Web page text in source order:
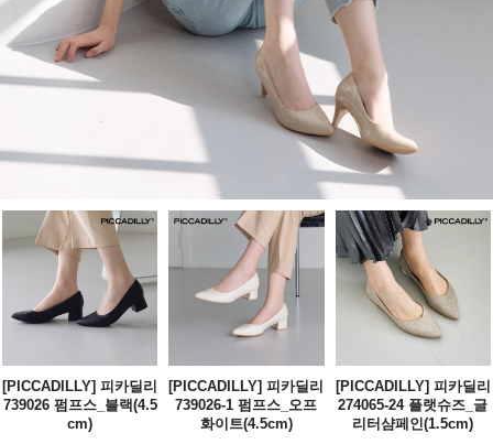
[PICCADILLY] 피카딜리
739026 펌프스_블랙(4.5
cm)
[PICCADILLY] 피카딜리
739026-1 펌프스_오프
화이트(4.5cm)
[PICCADILLY] 피카딜리
274065-24 플랫슈즈_글
리터샴페인(1.5cm)